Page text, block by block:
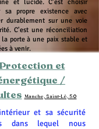
et lucide. C'est choisir
sa propre existence avec
durablement sur une voie
C'est une réconciliation
porte à une paix stable et
à venir.
et
/
Manche, Saint-Lô, 50
et sa sécurité
dans lequel nous